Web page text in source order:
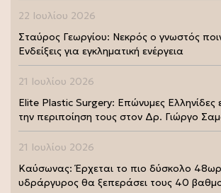
22 Ιουλίου 2026
Σταύρος Γεωργίου: Νεκρός ο γνωστός
Ενδείξεις για εγκληματική ενέργεια
21 Ιουλίου 2026
Elite Plastic Surgery: Επώνυμες Ελληνίδες
την περιποίηση τους στον Δρ. Γιώργο
21 Ιουλίου 2026
Καύσωνας: Έρχεται το πιο δύσκολο
υδράργυρος θα ξεπεράσει τους 40